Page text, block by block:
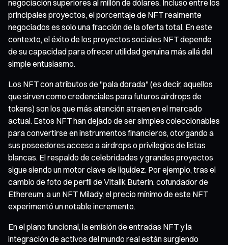
negociación superiores al millón de dólares. Incluso entre los
principales proyectos, el porcentaje de NFT realmente
negociados es solo una fracción de la oferta total. En este
contexto, el éxito de los proyectos sociales NFT depende
de su capacidad para ofrecer utilidad genuina más allá del
simple entusiasmo.
Los NFT con atributos de "pala dorada" (es decir, aquellos
que sirven como credenciales para futuros airdrops de
tokens) son los que más atención atraen en el mercado
actual. Estos NFT han dejado de ser simples coleccionables
para convertirse en instrumentos financieros, otorgando a
sus poseedores acceso a airdrops o privilegios de listas
blancas. El respaldo de celebridades y grandes proyectos
sigue siendo un motor clave de liquidez. Por ejemplo, tras el
cambio de foto de perfil de Vitalik Buterin, cofundador de
Ethereum, a un NFT Milady, el precio mínimo de este NFT
experimentó un notable incremento.
En el plano funcional, la emisión de entradas NFT y la
integración de activos del mundo real están surgiendo